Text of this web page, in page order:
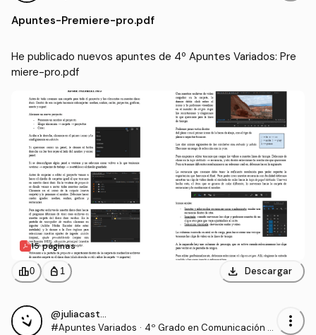
Apuntes-Premiere-pro.pdf
He publicado nuevos apuntes de 4º Apuntes Variados: Pre
miere-pro.pdf
15 páginas
leaderboard0 personal_bag 1 download Descargar
@juliacastillo
#Apuntes Variados · 4º Grado en Comunicación A
more_vert